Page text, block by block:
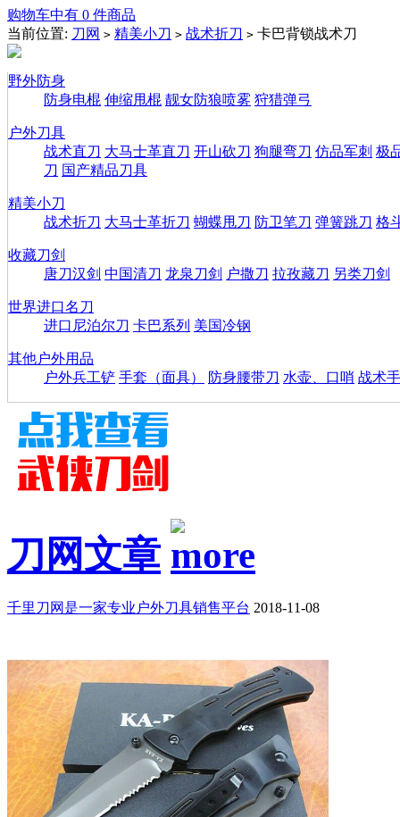
购物车中有 0 件商品
当前位置: 刀网 > 精美小刀 > 战术折刀 > 卡巴背锁战术刀
野外防身
防身电棍 伸缩甩棍 靓女防狼喷雾 狩猎弹弓
户外刀具
战术直刀 大马士革直刀 开山砍刀 狗腿弯刀 仿品军刺 极
刀 国产精品刀具
精美小刀
战术折刀 大马士革折刀 蝴蝶甩刀 防卫笔刀 弹簧跳刀 格
收藏刀剑
唐刀汉剑 中国清刀 龙泉刀剑 户撒刀 拉孜藏刀 另类刀剑
世界进口名刀
进口尼泊尔刀 卡巴系列 美国冷钢
其他户外用品
户外兵工铲 手套（面具） 防身腰带刀 水壶、口哨 战术
刀网文章
千里刀网是一家专业户外刀具销售平台 2018-11-08